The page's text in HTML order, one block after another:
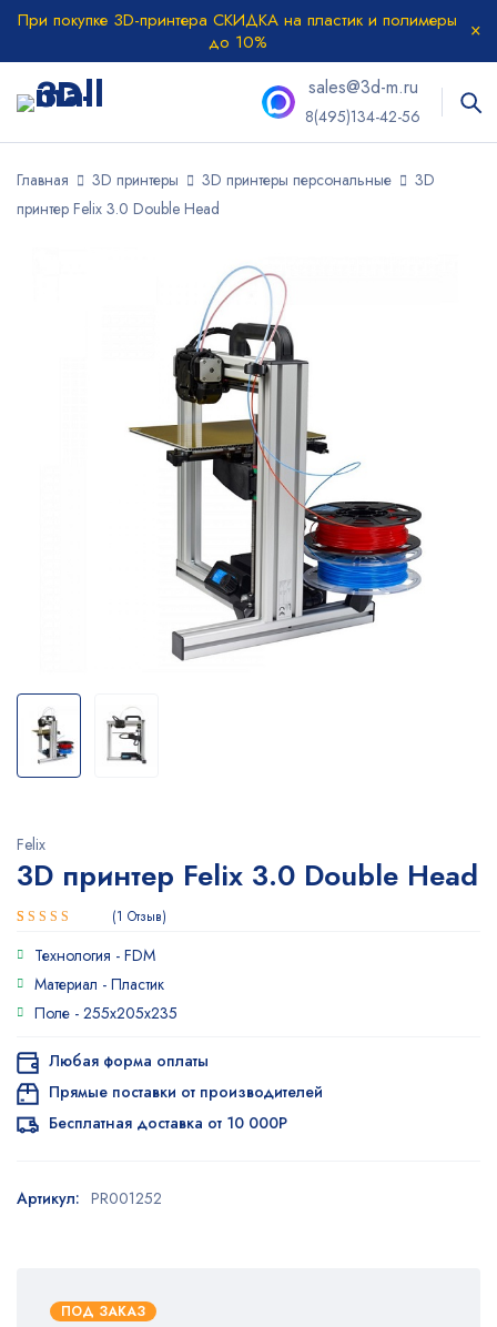
При покупке 3D-принтера СКИДКА на пластик и полимеры
до 10%
sales@3d-m.ru
8(495)134-42-56
Главная 3D принтеры 3D принтеры персональные
3D
принтер Felix 3.0 Double Head
Felix
3D принтер Felix 3.0 Double Head
5.00из 5
на основе
опроса
пользователя
1 Отзыв
Технология - FDM
Материал - Пластик
Поле - 255x205x235
ПОД ЗАКАЗ
Любая форма оплаты
Прямые поставки от производителей
Бесплатная доставка от 10 000Р
Артикул: PR001252